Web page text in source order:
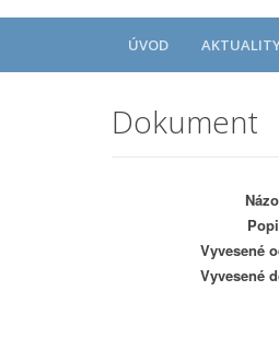
ÚVOD
Dokument
Vyvesené
Vyvesené